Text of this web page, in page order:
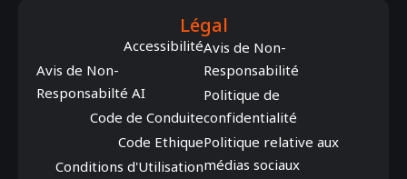
Légal
Avis de Non-
Responsabilité
Politique de
confidentialité
Politique relative aux
médias sociaux
Accessibilité
Avis de Non-
Responsabilté AI
Code de Conduite
Code Ethique
Conditions d'Utilisation